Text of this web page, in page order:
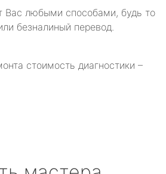
Вас любыми способами, будь то
безналиный перевод.
стоимость диагностики –